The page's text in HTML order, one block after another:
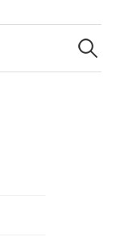
検
索: